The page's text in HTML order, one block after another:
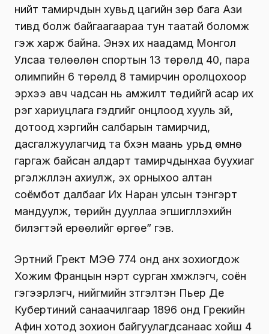
нийт тамирчдын хувьд цагийн зөрүү бага Ази
тивд болж байгаагаараа тун таатай боломж
гэж харж байна. Энэхүү их наадамд Монгол
Улсаа төлөөлөн спортын 13 төрөлд 40, пара
олимпийн 6 төрөлд 8 тамирчин оролцохоор
эрхээ авч чадсан нь амжилт төдийгүй асар их
үүрэг хариуцлага гэдгийг онцлоод хууль зүй,
дотоод хэргийн салбарын тамирчид,
дасгалжуулагчид та бүхэн маань урьд өмнө
гаргаж байсан алдарт тамирчдынхаа буухиаг
үргэлжлүүлэн ахиулж, эх орныхоо алтан
соёмбот далбааг Их Наран улсын тэнгэрт
мандуулж, төрийн дууллаа эгшиглүүлэхийн
билэгтэй ерөөлийг өргөе” гэв.
Эртний Грект МЭӨ 774 онд анх зохиогдож
Хожим Францын нэрт сурган хүмүүжүүлэгч, соён
гэгээрүүлэгч, нийгмийн зүтгэлтэн Пьер Де
Кубертиний санаачилгаар 1896 онд Грекийн
Афин хотод зохион байгуулагдсанаас хойш 4